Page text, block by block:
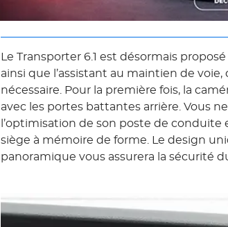
Le Transporter 6.1 est désormais
ainsi que l’assistant au maintien de
nécessaire. Pour la première fois, la
avec les portes battantes arrière. Vous
l’optimisation de son poste de
siège à mémoire de forme. Le design
panoramique vous assurera la sécurité